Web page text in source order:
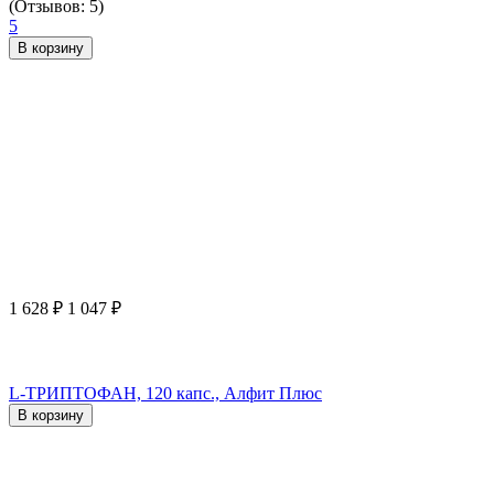
(Отзывов: 5)
5
В корзину
1 628 ₽ 1 047 ₽
L-ТРИПТОФАН, 120 капс., Алфит Плюс
В корзину